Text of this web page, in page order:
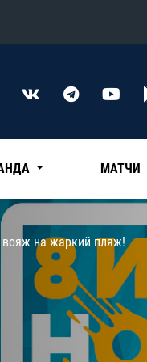
Конференция
Трактор
Дивизион Чернышева
Авангард
Адмирал
КХЛ
МАТЧИ
на жаркий пляж!